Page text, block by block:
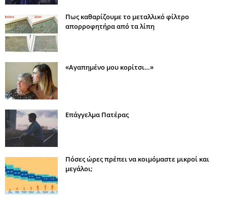
Πως καθαρίζουμε το μεταλλικό φίλτρο
απορροφητήρα από τα λίπη
«Αγαπημένο μου κορίτσι…»
Επάγγελμα Πατέρας
Πόσες ώρες πρέπει να κοιμόμαστε μικροί και
μεγάλοι;